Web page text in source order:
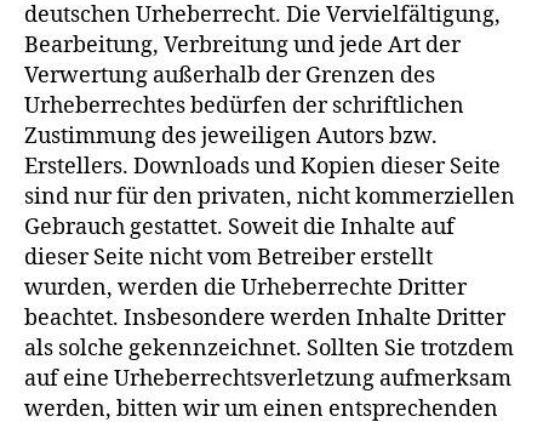
deutschen Urheberrecht. Die Vervielfältigung,
Bearbeitung, Verbreitung und jede Art der
Verwertung außerhalb der Grenzen des
Urheberrechtes bedürfen der schriftlichen
Zustimmung des jeweiligen Autors bzw.
Erstellers. Downloads und Kopien dieser Seite
sind nur für den privaten, nicht kommerziellen
Gebrauch gestattet. Soweit die Inhalte auf
dieser Seite nicht vom Betreiber erstellt
wurden, werden die Urheberrechte Dritter
beachtet. Insbesondere werden Inhalte Dritter
als solche gekennzeichnet. Sollten Sie trotzdem
auf eine Urheberrechtsverletzung aufmerksam
werden, bitten wir um einen entsprechenden